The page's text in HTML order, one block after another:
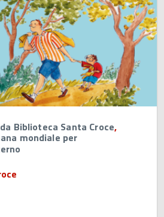
Biblioteca Santa Croce,
mondiale per